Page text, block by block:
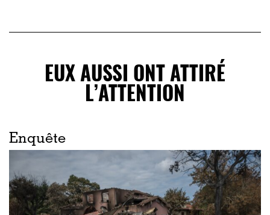
EUX AUSSI ONT ATTIRÉ
L’ATTENTION
Enquête